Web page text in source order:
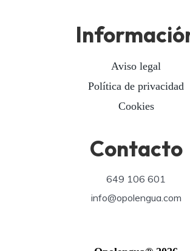
Aviso legal
Política de privacidad
Cookies
Contacto
649 106 601
info@opolengua.com